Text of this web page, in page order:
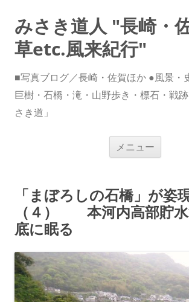
みさき道人 "長崎・
草etc.風来紀行"
■写真ブログ／長崎・佐賀ほか ●風景・
巨樹・石橋・滝・山野歩き・標石・戦
さき道」
メニュー
ス
キ
ッ
プ
「まぼろしの石橋」が姿
（４） 本河内高部貯
底に眠る